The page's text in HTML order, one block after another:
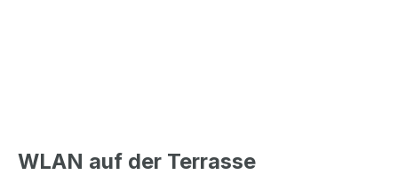
WLAN auf der Terrasse